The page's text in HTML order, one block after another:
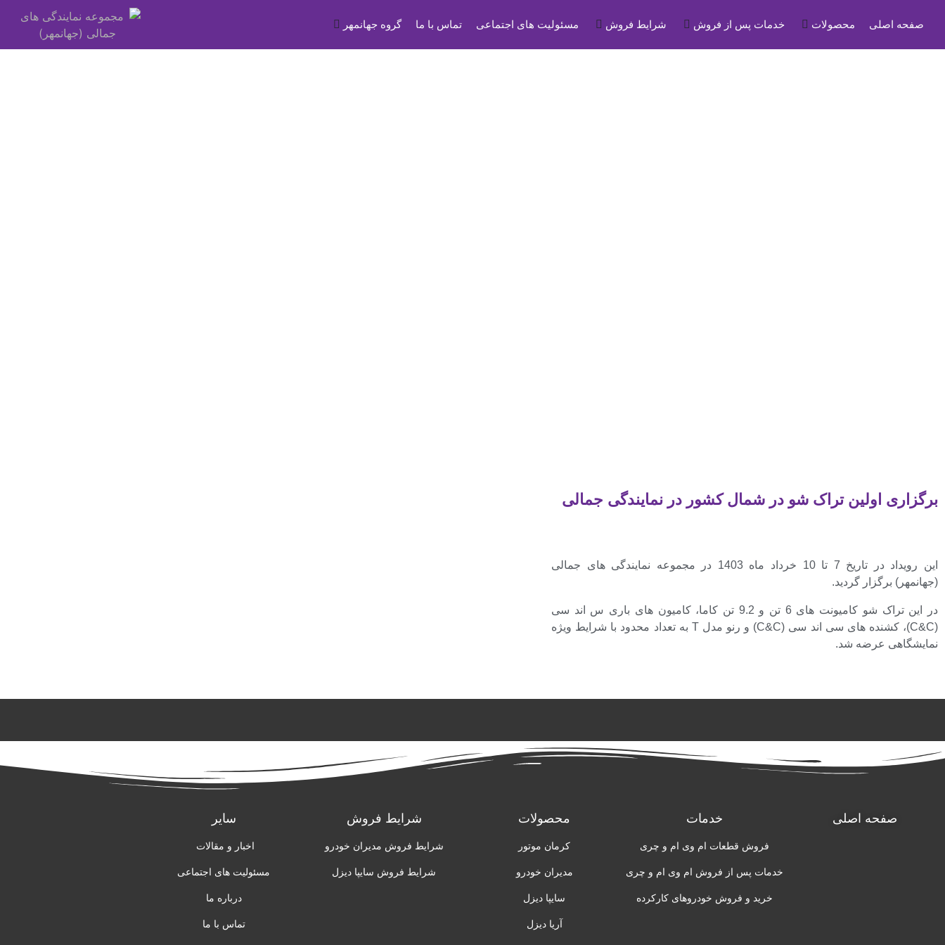
صفحه اصلی محصولات خدمات پس از فروش شرایط فروش مسئولیت های اجتماعی تماس با ما گروه جهانمهر
برگزاری اولین تراک شو در شمال کشور در نمایندگی جمالی
این رویداد در تاریخ 7 تا 10 خرداد ماه 1403 در مجموعه نمایندگی های جمالی
(جهانمهر) برگزار گردید.
در این تراک شو کامیونت های 6 تن و 9.2 تن کاما، کامیون های باری س اند سی
(C&C)، کشنده های سی اند سی (C&C) و رنو مدل T به تعداد محدود با شرایط ویژه
نمایشگاهی عرضه شد.
صفحه اصلی خدمات
فروش قطعات ام وی ام و چری
خدمات پس از فروش ام وی ام و چری
خرید و فروش خودروهای کارکرده
محصولات
کرمان موتور
مدیران خودرو
سایپا دیزل
آریا دیزل
شرایط فروش
شرایط فروش مدیران خودرو
شرایط فروش سایپا دیزل
سایر
اخبار و مقالات
مسئولیت های اجتماعی
درباره ما
تماس با ما